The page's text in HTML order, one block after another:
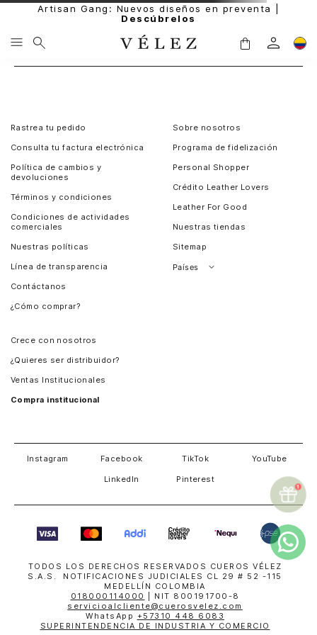
Artisan Gang: Nuevos diseños en preventa |
Descúbrelos
Rastrea tu pedido
Consulta tu factura electrónica
Política de cambios y
devoluciones
Términos y condiciones
Condiciones de actividades
comerciales
Nuestras políticas
Línea de transparencia
Contáctanos
¿Cómo comprar?
Sobre nosotros
Programa de fidelización
Personal Shopper
Crédito Leather Lovers
Leather For Good
Nuestras tiendas
Sitemap
Países
Crece con nosotros
¿Quieres ser distribuidor?
Ventas Institucionales
Compra institucional
Instagram Facebook TikTok YouTube
LinkedIn Pinterest
TODOS LOS DERECHOS RESERVADOS CUEROS VÉLEZ
S.A.S. NOTIFICACIONES JUDICIALES CL 29 # 52 -115
MEDELLÍN COLOMBIA
018000114000
| NIT 800191700-8
servicioalcliente@cuerosvelez.com
WhatsApp +57310 448 6083
SUPERINTENDENCIA DE INDUSTRIA Y COMERCIO